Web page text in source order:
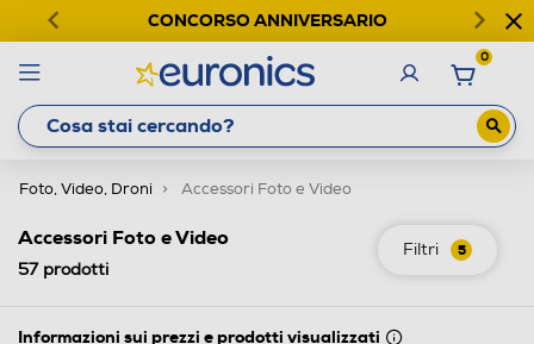
CONCORSO ANNIVERSARIO
0
Foto, Video, Droni Accessori Foto e Video
Filtri 5
Accessori Foto e Video
57prodotti
Informazioni sui prezzi e prodotti visualizzati